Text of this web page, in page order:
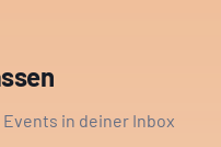
in deiner Inbox